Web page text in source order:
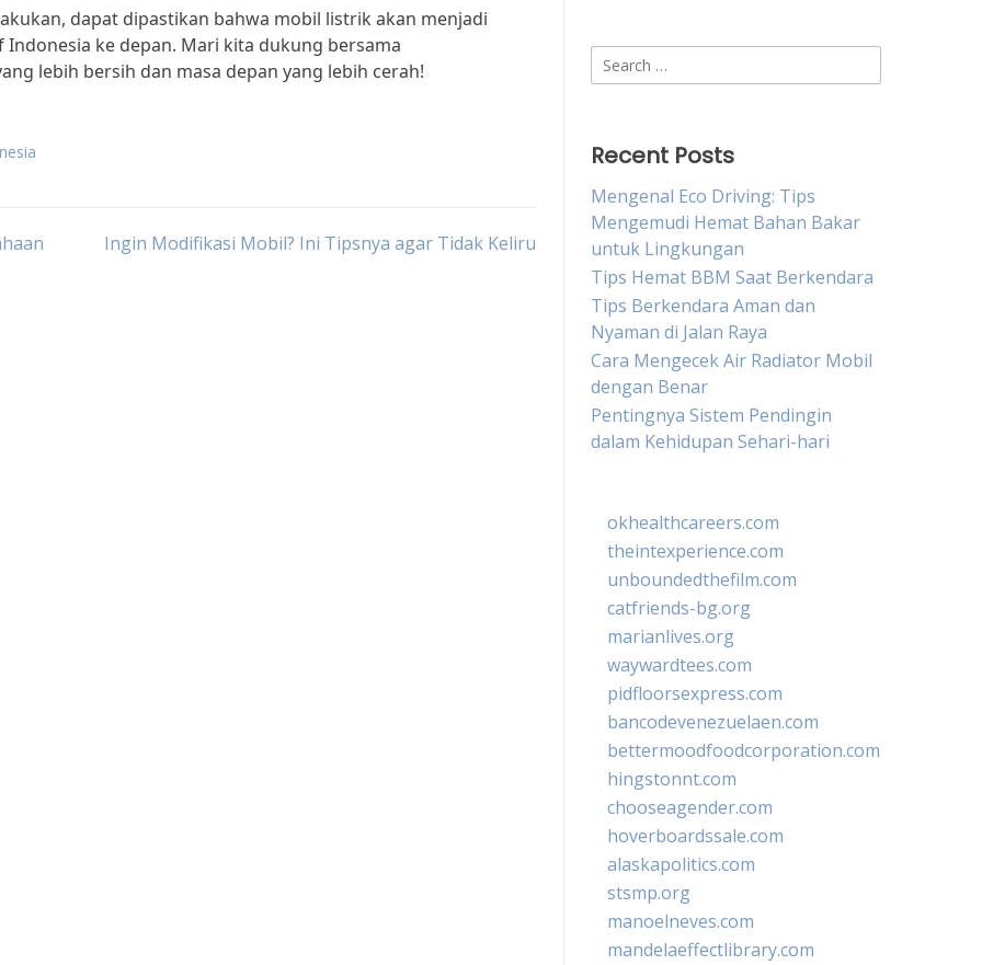
dapat dipastikan bahwa mobil listrik akan menjadi
ke depan. Mari kita dukung bersama
lebih bersih dan masa depan yang lebih cerah!
Ingin Modifikasi Mobil? Ini Tipsnya agar Tidak Keliru
Search
for:
Recent Posts
Mengenal Eco Driving: Tips
Mengemudi Hemat Bahan Bakar
untuk Lingkungan
Tips Hemat BBM Saat Berkendara
Tips Berkendara Aman dan
Nyaman di Jalan Raya
Cara Mengecek Air Radiator Mobil
dengan Benar
Pentingnya Sistem Pendingin
dalam Kehidupan Sehari-hari
okhealthcareers.com
theintexperience.com
unboundedthefilm.com
catfriends-bg.org
marianlives.org
waywardtees.com
pidfloorsexpress.com
bancodevenezuelaen.com
bettermoodfoodcorporation.com
hingstonnt.com
chooseagender.com
hoverboardssale.com
alaskapolitics.com
stsmp.org
manoelneves.com
mandelaeffectlibrary.com